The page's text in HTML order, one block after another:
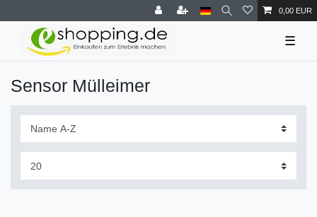
0,00 EUR
☰
Sensor Mülleimer